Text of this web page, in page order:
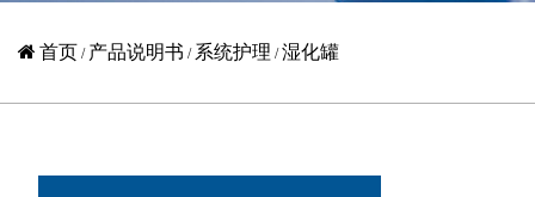
首页 / 产品说明书 / 系统护理 /湿化罐